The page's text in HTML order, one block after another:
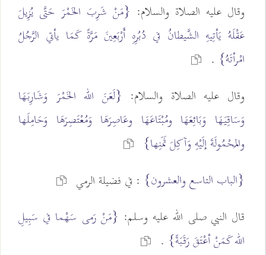
وقال عليه الصلاة والسلام: {مَنْ شَرِبَ الخَمْرَ حَتَّى يُزِيلَ
عَقْلَهُ يَأتِيهِ الشَّيطانُ في دُبُرِهِ أَرْبَعِينَ مَرَّةً كَمَا يأتي الرَّجُلُ
امْرأتَهُ} .
وقال عليه الصلاة والسلام: {لَعَنَ الله الخَمْرَ وَشَارِبَهَا
وَسَاقِيَهَا وَبَائِعَهَا ومُبْتَاعَهَا وعَاصِرَهَا وَمُعْتَصِرَهَا وَحَامِلَها
والمَحْمُولَةَ إلَيْهِ وَآكِلَ ثَمَنِها}
{الباب التاسع والعشرون} : في فضيلة الرمي
قال النبي صلى الله عليه وسلم: {مَنْ رَمى سَهْما في سَبِيلِ
الله كَمَنْ أعْتَقَ رَقَبَةً} .